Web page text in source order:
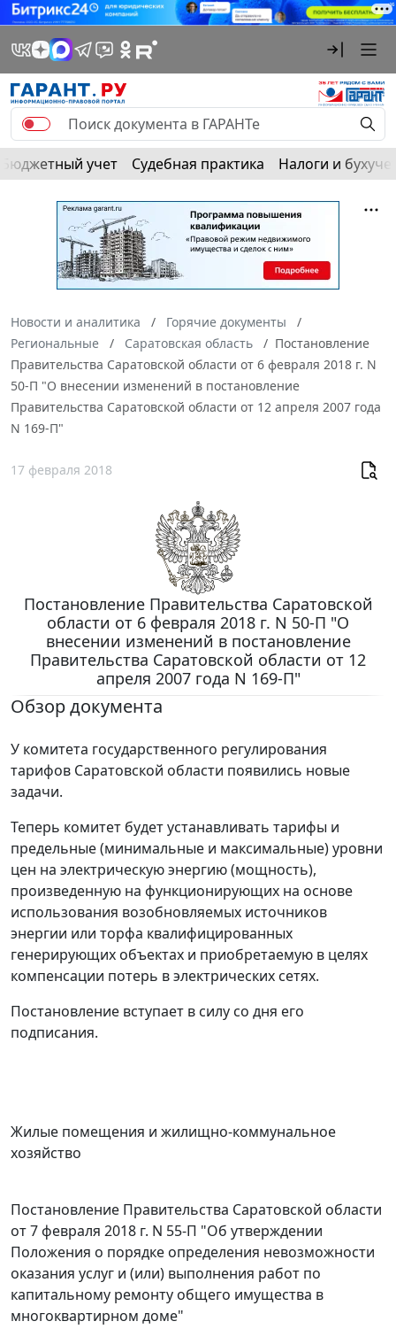
Бюджетный учет Судебная практика Налоги и
Новости и аналитика
Горячие документы
Региональные
Саратовская область
Постановление
Правительства Саратовской области от 6 февраля 2018 г. N
50-П "О внесении изменений в постановление
Правительства Саратовской области от 12 апреля 2007 года
N 169-П"
17 февраля 2018
Постановление Правительства Саратовской
области от 6 февраля 2018 г. N 50-П "О
внесении изменений в постановление
Правительства Саратовской области от 12
апреля 2007 года N 169-П"
Обзор документа
У комитета государственного регулирования
тарифов Саратовской области появились новые
задачи.
Теперь комитет будет устанавливать тарифы и
предельные (минимальные и максимальные) уровни
цен на электрическую энергию (мощность),
произведенную на функционирующих на основе
использования возобновляемых источников
энергии или торфа квалифицированных
генерирующих объектах и приобретаемую в целях
компенсации потерь в электрических сетях.
Постановление вступает в силу со дня его
подписания.
Жилые помещения и жилищно-коммунальное
хозяйство
Постановление Правительства Саратовской области
от 7 февраля 2018 г. N 55-П "Об утверждении
Положения о порядке определения невозможности
оказания услуг и (или) выполнения работ по
капитальному ремонту общего имущества в
многоквартирном доме"